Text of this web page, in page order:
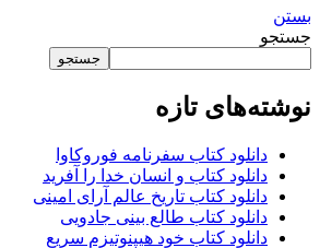
بستن
جستجو
جستجو
نوشته‌های تازه
دانلود کتاب سفرنامه فوروکاوا
دانلود کتاب و انسان خدا را آفرید
دانلود کتاب تاریخ عالم آرای امینی
دانلود کتاب طالع بینی جادویی
دانلود کتاب خود هیپنوتیزم سریع